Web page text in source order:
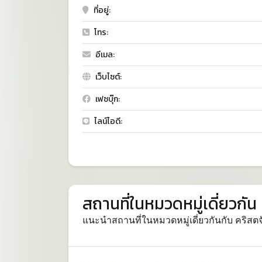
ที่อยู่:
โทร:
อีเมล:
เว็บไซต์:
เฟซบุ๊ก:
ไลน์ไอดี:
สถานที่ในหมวดหมู่เดี่ยวกัน
แนะนำสถานที่ในหมวดหมู่เดี่ยวกันกับ คริสต